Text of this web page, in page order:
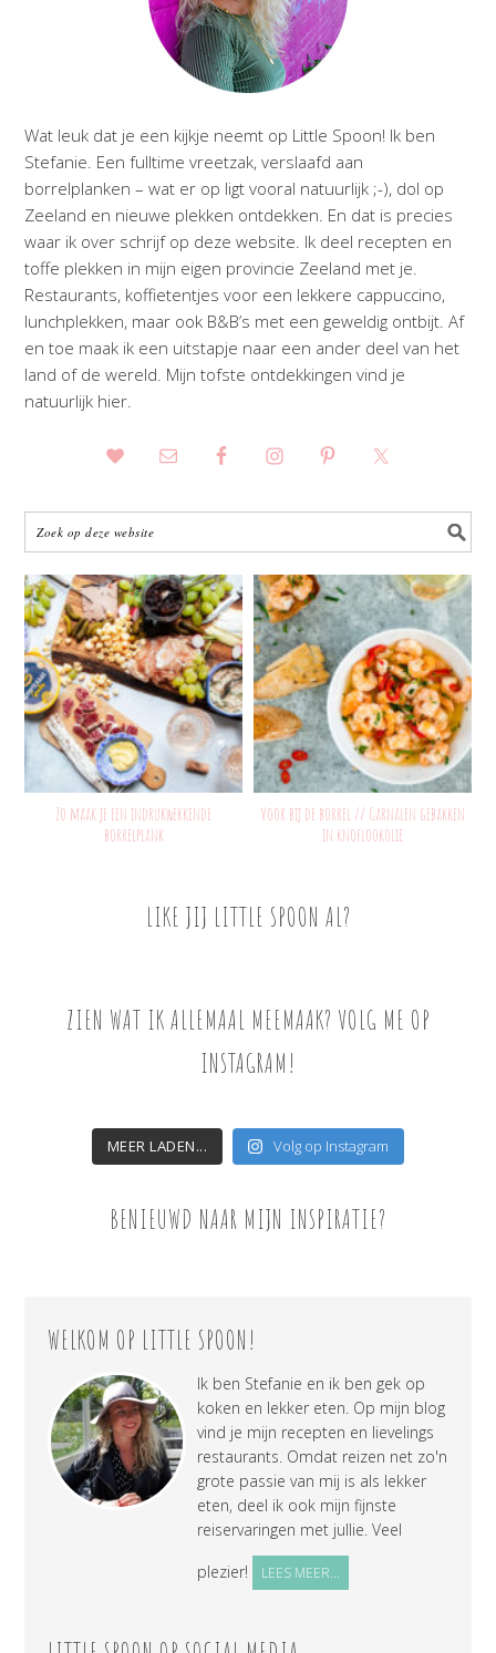
Wat leuk dat je een kijkje neemt op Little Spoon! Ik ben
Stefanie. Een fulltime vreetzak, verslaafd aan
borrelplanken – wat er op ligt vooral natuurlijk ;-), dol op
Zeeland en nieuwe plekken ontdekken. En dat is precies
waar ik over schrijf op deze website. Ik deel recepten en
toffe plekken in mijn eigen provincie Zeeland met je.
Restaurants, koffietentjes voor een lekkere cappuccino,
lunchplekken, maar ook B&B’s met een geweldig ontbijt. Af
en toe maak ik een uitstapje naar een ander deel van het
land of de wereld. Mijn tofste ontdekkingen vind je
natuurlijk hier.
Zo maak je een indrukwekkende
borrelplank
Voor bij de borrel // Garnalen gebakken
in knoflookolie
LIKE JIJ LITTLE SPOON AL?
ZIEN WAT IK ALLEMAAL MEEMAAK? VOLG ME OP
INSTAGRAM!
MEER LADEN... Volg op Instagram
BENIEUWD NAAR MIJN INSPIRATIE?
WELKOM OP LITTLE SPOON!
Ik ben Stefanie en ik ben gek op
koken en lekker eten. Op mijn blog
vind je mijn recepten en lievelings
restaurants. Omdat reizen net zo'n
grote passie van mij is als lekker
eten, deel ik ook mijn fijnste
reiservaringen met jullie. Veel
plezier!
LEES MEER...